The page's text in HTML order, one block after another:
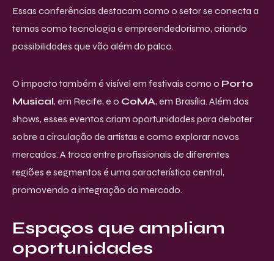
Essas conferências destacam como o setor se conecta a
temas como tecnologia e empreendedorismo, criando
possibilidades que vão além do palco.
O impacto também é visível em festivais como o Porto
Musical, em Recife, e o CoMA, em Brasília. Além dos
shows, esses eventos criam oportunidades para debater
sobre a circulação de artistas e como explorar novos
mercados. A troca entre profissionais de diferentes
regiões e segmentos é uma característica central,
promovendo a integração do mercado.
Espaços que ampliam
oportunidades